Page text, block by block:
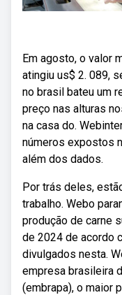
Em agosto, o valor
atingiu us$ 2. 089,
no brasil bateu um
preço nas alturas
na casa do.
números expostos
além dos dados.
Por trás deles,
trabalho. Webo
produção de carne
de 2024 de acordo
divulgados nesta.
empresa brasileira
(embrapa), o maior